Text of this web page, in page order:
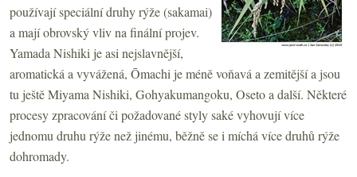
používají speciální druhy rýže (sakamai)
a mají obrovský vliv na finální projev.
Yamada Nishiki je asi nejslavnější,
aromatická a vyvážená, Ōmachi je méně voňavá a zemitější a jsou
tu ještě Miyama Nishiki, Gohyakumangoku, Oseto a další. Některé
procesy zpracování či požadované styly saké vyhovují více
jednomu druhu rýže než jinému, běžně se i míchá více druhů rýže
dohromady.